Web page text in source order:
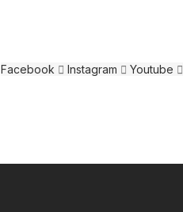
Facebook Instagram Youtube